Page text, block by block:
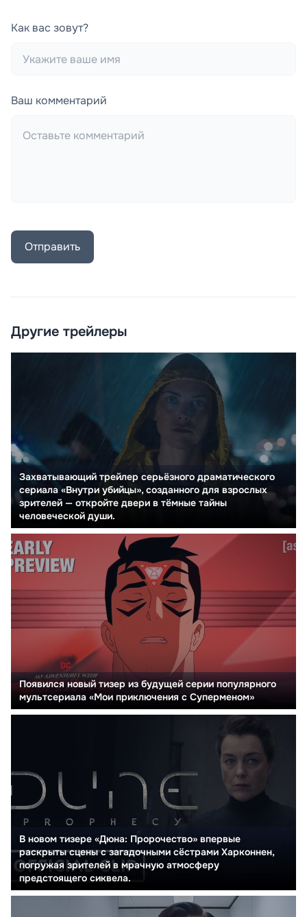
Как вас зовут?
Ваш комментарий
Отправить
Другие трейлеры
Захватывающий трейлер серьёзного драматического
сериала «Внутри убийцы», созданного для взрослых
зрителей — откройте двери в тёмные тайны
человеческой души.
Появился новый тизер из будущей серии популярного
мультсериала «Мои приключения с Суперменом»
В новом тизере «Дюна: Пророчество» впервые
раскрыты сцены с загадочными сёстрами Харконнен,
погружая зрителей в мрачную атмосферу
предстоящего сиквела.